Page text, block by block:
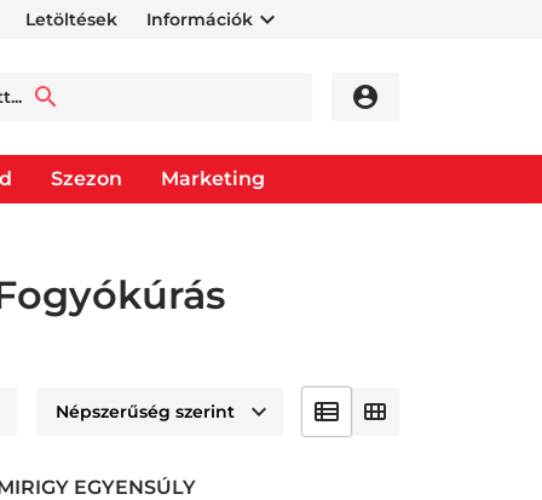
Letöltések Információk
Szezon Marketing
EGYENSÚLY